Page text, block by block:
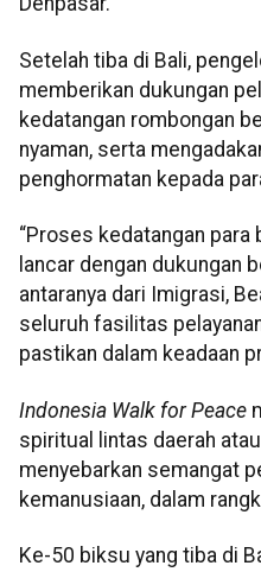
Setelah tiba di Bali,
memberikan dukungan
kedatangan rombongan
nyaman, serta
penghormatan kepada
“Proses kedatangan para
lancar dengan dukungan
antaranya dari Imigrasi,
seluruh fasilitas
pastikan dalam keadaan
Indonesia Walk for Peace
spiritual lintas daerah
menyebarkan semangat
kemanusiaan, dalam
Ke-50 biksu yang tiba di